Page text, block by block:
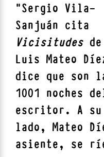
"Sergio Vila-
Sanjuán cita
Vicisitudesde
Luis Mateo
dice que son
1001 noches
escritor. A su
lado, Mateo
asiente, se